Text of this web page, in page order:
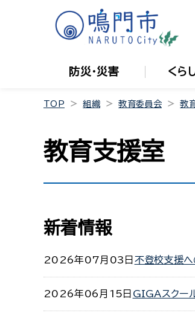
防災・災害 くら
TOP 組織 教育委員会 教
教育支援室
新着情報
2026年07月03日 不登校支援
2026年06月15日 GIGAスクー